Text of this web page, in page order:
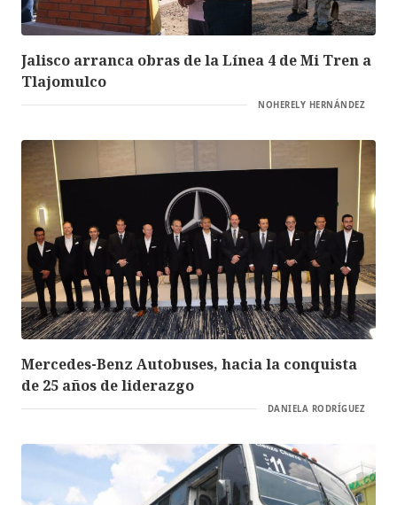
Jalisco arranca obras de la Línea 4 de Mi Tren a
Tlajomulco
NOHERELY HERNÁNDEZ
Mercedes-Benz Autobuses, hacia la conquista
de 25 años de liderazgo
DANIELA RODRÍGUEZ